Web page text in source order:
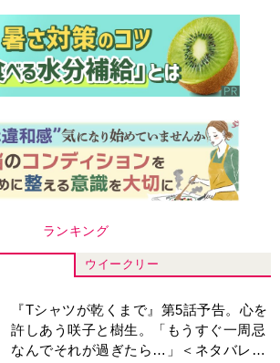
ランキング
ウイークリー
『Tシャツが乾くまで』第5話予告。心を
許しあう咲子と樹生。「もうすぐ一周忌
なんでそれが過ぎたら…」＜ネタバレあ